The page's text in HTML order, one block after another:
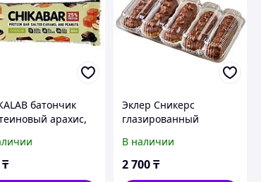
батончик
арахис,
₸
Эклер Сникерс
глазированный
В наличии
2 700₸